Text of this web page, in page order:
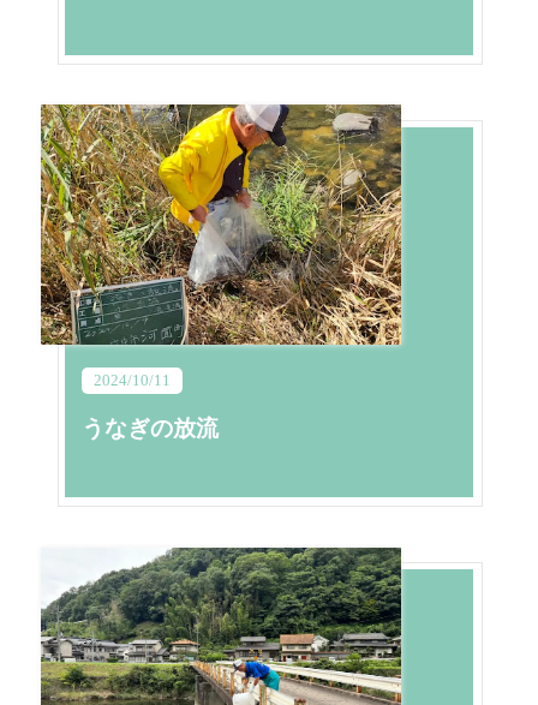
2024/10/11
うなぎの放流